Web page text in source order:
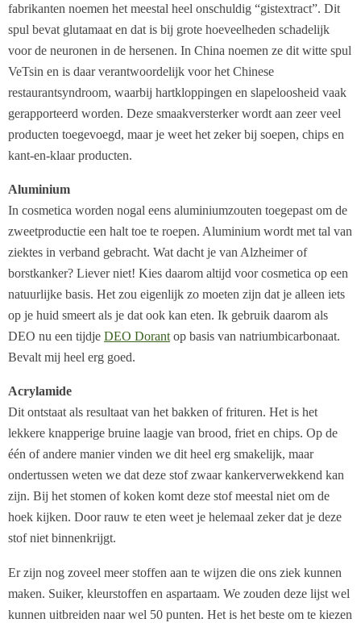
fabrikanten noemen het meestal heel onschuldig “gistextract”. Dit
spul bevat glutamaat en dat is bij grote hoeveelheden schadelijk
voor de neuronen in de hersenen. In China noemen ze dit witte spul
VeTsin en is daar verantwoordelijk voor het Chinese
restaurantsyndroom, waarbij hartkloppingen en slapeloosheid vaak
gerapporteerd worden. Deze smaakversterker wordt aan zeer veel
producten toegevoegd, maar je weet het zeker bij soepen, chips en
kant-en-klaar producten.
Aluminium
In cosmetica worden nogal eens aluminiumzouten toegepast om de
zweetproductie een halt toe te roepen. Aluminium wordt met tal van
ziektes in verband gebracht. Wat dacht je van Alzheimer of
borstkanker? Liever niet! Kies daarom altijd voor cosmetica op een
natuurlijke basis. Het zou eigenlijk zo moeten zijn dat je alleen iets
op je huid smeert als je dat ook kan eten. Ik gebruik daarom als
DEO nu een tijdje DEO Dorant op basis van natriumbicarbonaat.
Bevalt mij heel erg goed.
Acrylamide
Dit ontstaat als resultaat van het bakken of frituren. Het is het
lekkere knapperige bruine laagje van brood, friet en chips. Op de
één of andere manier vinden we dit heel erg smakelijk, maar
ondertussen weten we dat deze stof zwaar kankerverwekkend kan
zijn. Bij het stomen of koken komt deze stof meestal niet om de
hoek kijken. Door rauw te eten weet je helemaal zeker dat je deze
stof niet binnenkrijgt.
Er zijn nog zoveel meer stoffen aan te wijzen die ons ziek kunnen
maken. Suiker, kleurstoffen en aspartaam. We zouden deze lijst wel
kunnen uitbreiden naar wel 50 punten. Het is het beste om te kiezen